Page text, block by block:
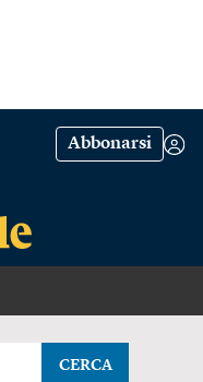
Abbonarsi
CERCA